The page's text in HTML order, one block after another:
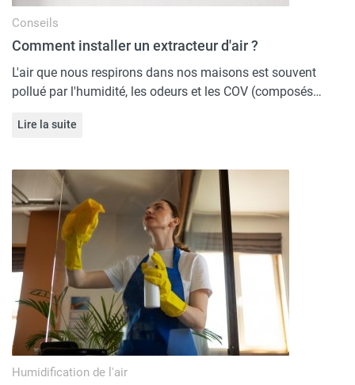
Conseils
Comment installer un extracteur d'air ?
L'air que nous respirons dans nos maisons est souvent
pollué par l'humidité, les odeurs et les COV (composés…
Lire la suite
Humidification de l'air